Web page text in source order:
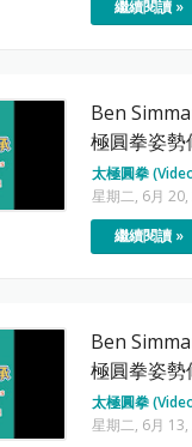
繼續閱讀 »
Ben
極圓拳姿勢
太極圓拳
星期二, 6月
繼續閱讀 »
Ben
極圓拳姿勢
太極圓拳
星期二, 6月